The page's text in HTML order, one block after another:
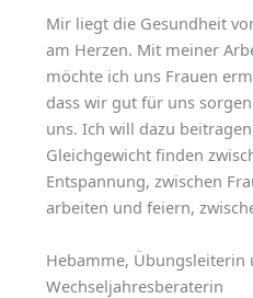
Mir liegt die Gesundheit
am Herzen. Mit meiner
möchte ich uns Frauen
dass wir gut für uns
uns. Ich will dazu
Gleichgewicht finden
Entspannung, zwischen
arbeiten und feiern,
Hebamme, Übungsleiterin
Wechseljahresberaterin